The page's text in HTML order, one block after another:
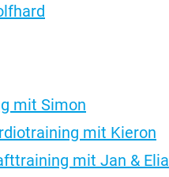
mit Simon
mit Kieron
mit Jan & Elia